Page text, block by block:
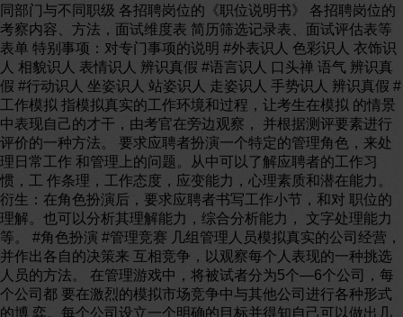
同部门与不同职级 各招聘岗位的《职位说明书》 各招聘岗位的
考察内容、方法，面试维度表 简历筛选记录表、面试评估表等
表单 特别事项：对专门事项的说明 #外表识人 色彩识人 衣饰识
人 相貌识人 表情识人 辨识真假 #语言识人 口头禅 语气 辨识真
假 #行动识人 坐姿识人 站姿识人 走姿识人 手势识人 辨识真假 #
工作模拟 指模拟真实的工作环境和过程，让考生在模拟 的情景
中表现自己的才干，由考官在旁边观察， 并根据测评要素进行
评价的一种方法。 要求应聘者扮演一个特定的管理角色，来处
理日常工作 和管理上的问题。从中可以了解应聘者的工作习
惯，工 作条理，工作态度，应变能力，心理素质和潜在能力。
衍生：在角色扮演后，要求应聘者书写工作小节，和对 职位的
理解。也可以分析其理解能力，综合分析能力， 文字处理能力
等。 #角色扮演 #管理竞赛 几组管理人员模拟真实的公司经营，
并作出各自的决策来 互相竞争，以观察每个人表现的一种挑选
人员的方法。 在管理游戏中，将被试者分为5个—6个公司，每
个公司都 要在激烈的模拟市场竞争中与其他公司进行各种形式
的博 弈。每个公司设立一个明确的目标并得知自己可以做出几